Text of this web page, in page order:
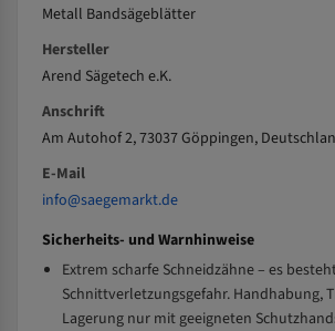
Metall Bandsägeblätter
Hersteller
Arend Sägetech e.K.
Anschrift
Am Autohof 2, 73037 Göppingen,
E-Mail
info@saegemarkt.de
Sicherheits- und Warnhinweise
Extrem scharfe Schneidzähne – es
Schnittverletzungsgefahr. Handhabung,
Lagerung nur mit geeigneten